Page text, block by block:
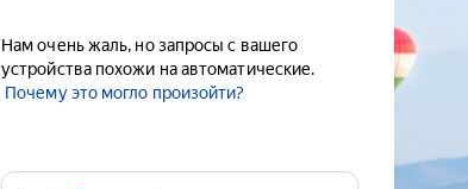
Нам очень жаль, но запросы с вашего
устройства похожи на автоматические.
Почему это могло произойти?